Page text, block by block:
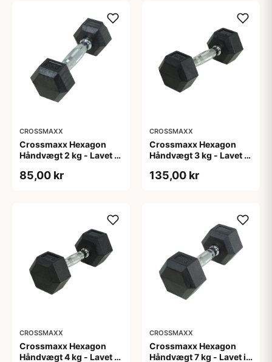
CROSSMAXX
Crossmaxx Hexagon
Håndvægt 2 kg - Lavet i
gummi - Riflet håndtag
85,00 kr
CROSSMAXX
Crossmaxx Hexagon
Håndvægt 3 kg - Lavet i
gummi - Riflet håndtag
135,00 kr
CROSSMAXX
Crossmaxx Hexagon
Håndvægt 4 kg - Lavet i
CROSSMAXX
Crossmaxx Hexagon
Håndvægt 7 kg - Lavet i